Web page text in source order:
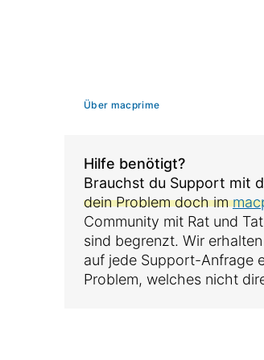
Über macprime
Hilfe benötigt?
Brauchst du Support mit
dein Problem doch im
Community mit Rat und
sind begrenzt. Wir
auf jede Support-Anfrage
Problem, welches nicht